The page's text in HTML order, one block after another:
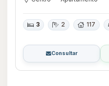
3 2 117
Consultar